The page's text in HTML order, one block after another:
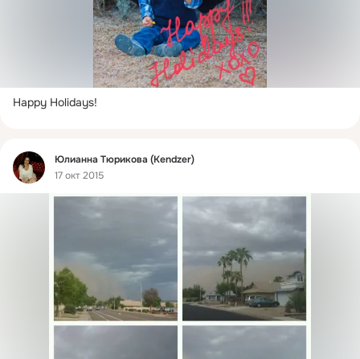
Happy Holidays!
Фид
Юлианна Тюрикова (Kendzer)
17 окт 2015